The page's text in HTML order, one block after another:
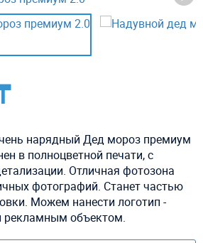
нарядный Дед мороз премиум
в полноцветной печати, с
Отличная фотозона
фотографий. Станет частью
Можем нанести логотип -
рекламным объектом.